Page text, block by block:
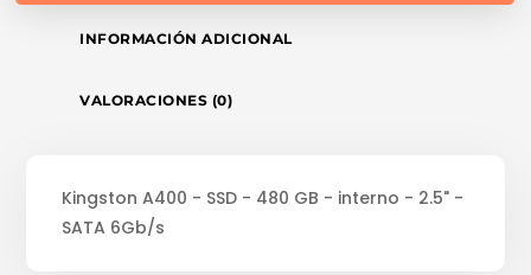
INFORMACIÓN ADICIONAL
VALORACIONES (0)
Kingston A400 - SSD - 480 GB - interno - 2.5" -
SATA 6Gb/s